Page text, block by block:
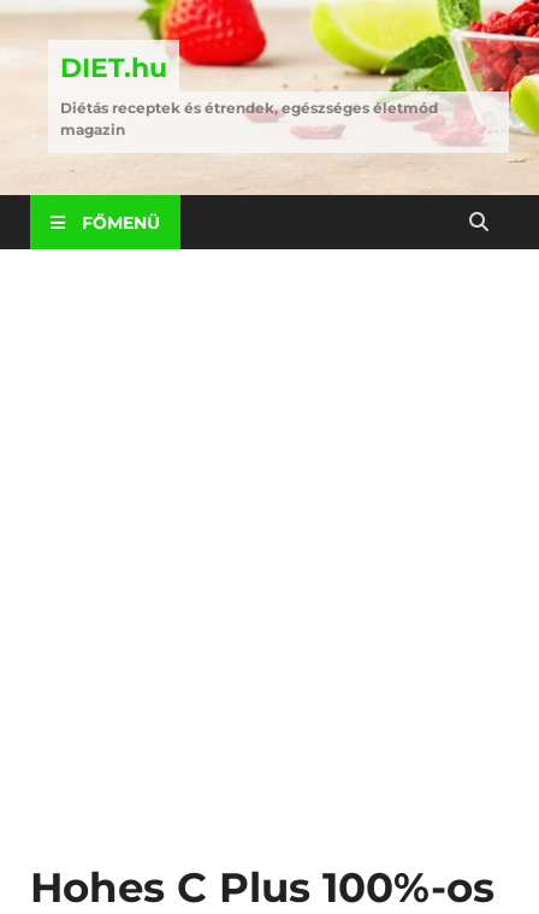
DIET.hu
Diétás receptek és étrendek, egészséges életmód
magazin
FŐMENÜ
Hohes C Plus 100%-os